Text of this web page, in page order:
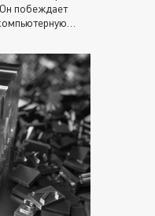
побеждает